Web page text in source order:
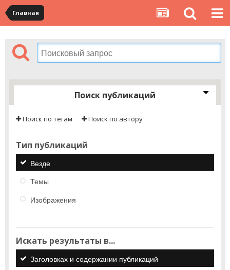
Главная
Поиск публикаций
Поиск по тегам Поиск по автору
Тип публикаций
Везде
Темы
Изображения
Искать результаты в...
Заголовках и содержании публикаций